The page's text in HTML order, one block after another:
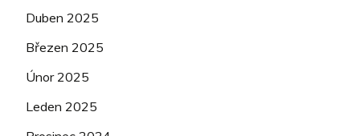
Duben 2025
Březen 2025
Únor 2025
Leden 2025